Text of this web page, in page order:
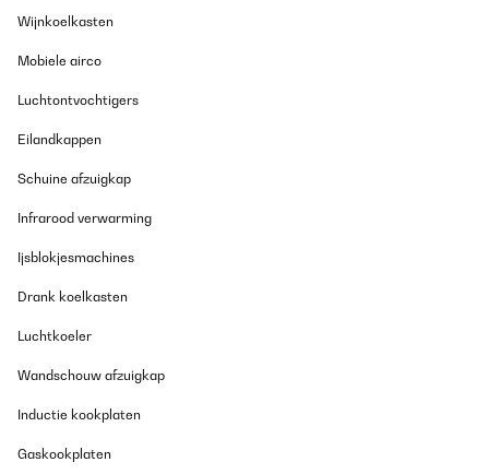
Wijnkoelkasten
Mobiele airco
Luchtontvochtigers
Eilandkappen
Schuine afzuigkap
Infrarood verwarming
Ijsblokjesmachines
Drank koelkasten
Luchtkoeler
Wandschouw afzuigkap
Inductie kookplaten
Gaskookplaten